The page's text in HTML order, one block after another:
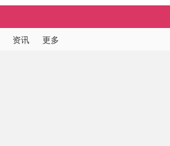
🇺🇸
资讯 更多